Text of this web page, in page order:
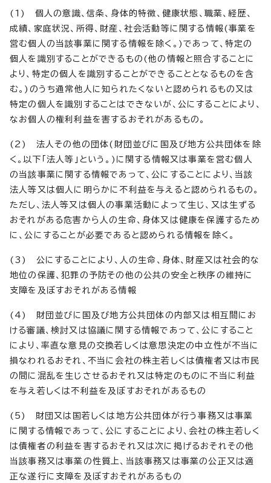
(1) 個人の意識、信条、身体的特徴、健康状態、職業、経歴、
成績、家庭状況、所得、財産、社会活動等に関する情報(事業を
営む個人の当該事業に関する情報を除く。)であって、特定の
個人を識別することができるもの(他の情報と照合することに
より、特定の個人を識別することができることとなるものを含
む。)のうち通常他人に知られたくないと認められるもの又は
特定の個人を識別することはできないが、公にすることにより、
なお個人の権利利益を害するおそれがあるもの。
(2) 法人その他の団体(財団並びに国及び地方公共団体を除
く。以下「法人等」という。)に関する情報又は事業を営む個人
の当該事業に関する情報であって、公にすることにより、当該
法人等又は個人に明らかに不利益を与えると認められるもの。
ただし、法人等又は個人の事業活動によって生じ、又は生ずる
おそれがある危害から人の生命、身体又は健康を保護するため
に、公にすることが必要であると認められる情報を除く。
(3) 公にすることにより、人の生命、身体、財産又は社会的な
地位の保護、犯罪の予防その他の公共の安全と秩序の維持に
支障を及ぼすおそれがある情報
(4) 財団並びに国及び地方公共団体の内部又は相互間にお
ける審議、検討又は協議に関する情報であって、公にすること
により、率直な意見の交換若しくは意思決定の中立性が不当に
損なわれるおそれ、不当に会社の株主若しくは債権者又は市民
の間に混乱を生じさせるおそれ又は特定のものに不当に利益
を与え若しくは不利益を及ぼすおそれがあるもの
(5) 財団又は国若しくは地方公共団体が行う事務又は事業
に関する情報であって、公にすることにより、会社の株主若しく
は債権者の利益を害するおそれ又は次に掲げるおそれその他
当該事務又は事業の性質上、当該事務又は事業の公正又は適
正な遂行に支障を及ぼすおそれがあるもの